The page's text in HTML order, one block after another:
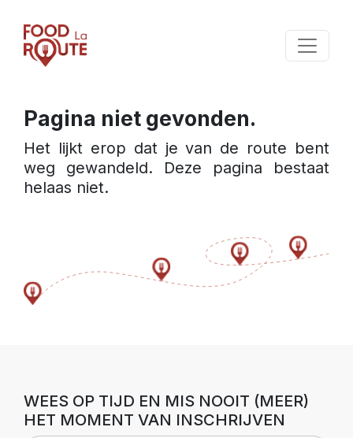
Pagina niet gevonden.
Het lijkt erop dat je van de route bent
weg gewandeld. Deze pagina bestaat
helaas niet.
WEES OP TIJD EN MIS NOOIT (MEER)
HET MOMENT VAN INSCHRIJVEN